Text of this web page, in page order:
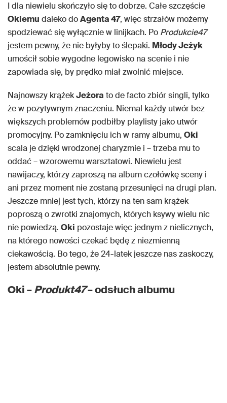
I dla niewielu skończyło się to dobrze. Całe szczęście
Okiemu daleko doAgenta 47, więc strzałów możemy
spodziewać się wyłącznie w linijkach. Po Produkcie47
jestem pewny, że nie byłyby to ślepaki. Młody Jeżyk
umościł sobie wygodne legowisko na scenie i nie
zapowiada się, by prędko miał zwolnić miejsce.
Najnowszy krążekJeżora to de facto zbiór singli, tylko
że w pozytywnym znaczeniu. Niemal każdy utwór bez
większych problemów podbiłby playlisty jako utwór
promocyjny. Po zamknięciu ich w ramy albumu, Oki
scala je dzięki wrodzonej charyzmie i – trzeba mu to
oddać – wzorowemu warsztatowi. Niewielu jest
nawijaczy, którzy zaproszą na album czołówkę sceny i
ani przez moment nie zostaną przesunięci na drugi plan.
Jeszcze mniej jest tych, którzy na ten sam krążek
poproszą o zwrotki znajomych, których ksywy wielu nic
nie powiedzą. Oki pozostaje więc jednym z nielicznych,
na którego nowości czekać będę z niezmienną
ciekawością. Bo tego, że 24-latek jeszcze nas zaskoczy,
jestem absolutnie pewny.
Oki –Produkt47– odsłuch albumu